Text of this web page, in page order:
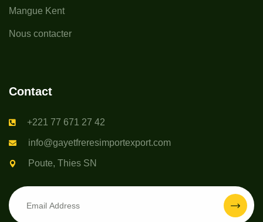
Mangue Kent
Nous contacter
Contact
+221 77 671 27 42
info@gayetfreresimportexport.com
Poute, Thies SN